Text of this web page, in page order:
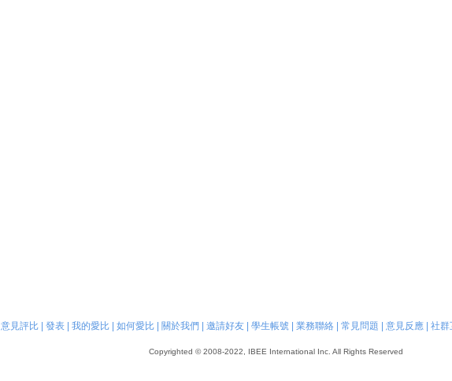
意見評比| 發表| 我的愛比| 如何愛比| 關於我們 邀請好友| 學生帳號| 業務聯絡| 常見問題 意見反應| 社群
Copyrighted © 2008-2022, IBEE International Inc. All Rights Reserved